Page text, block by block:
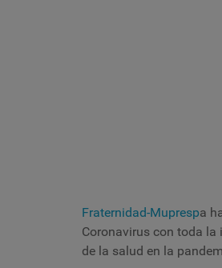
Fraternidad-Muprespa
Coronavirus con toda
de la salud en la